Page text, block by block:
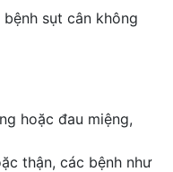
sụt cân không
hoặc đau miệng,
thận, các bệnh như